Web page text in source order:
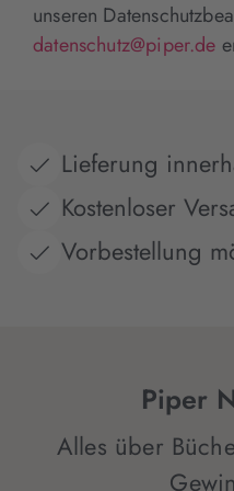
unseren
datenschutz@piper.de
Lieferung
Kostenloser
Vorbestellung
Piper
Alles über